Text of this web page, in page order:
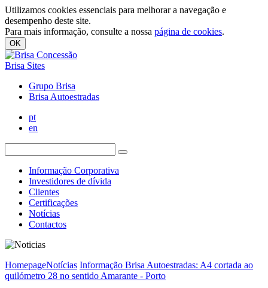
Utilizamos cookies essenciais para melhorar a navegação e
desempenho deste site.
Para mais informação, consulte a nossa página de cookies.
OK
Brisa Sites
Grupo Brisa
Brisa Autoestradas
pt
en
Informação Corporativa
Investidores de dívida
Clientes
Certificações
Notícias
Contactos
HomepageNotícias Informação Brisa Autoestradas: A4 cortada ao
quilómetro 28 no sentido Amarante - Porto